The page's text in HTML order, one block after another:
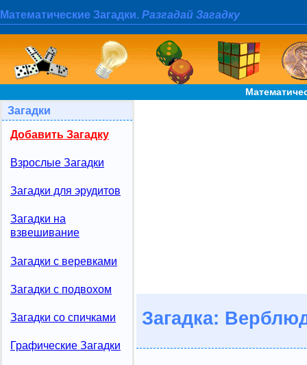
Математические Загадки. Разгадай Загадку
Загадки
Добавить Загадку
Взрослые Загадки
Загадки для эрудитов
Загадки на
взвешивание
Загадки с веревками
Загадки с подвохом
Загадки со спичками
Графические Загадки
Загадка: